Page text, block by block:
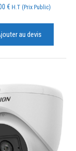
€ H.T (Prix Public)
au devis